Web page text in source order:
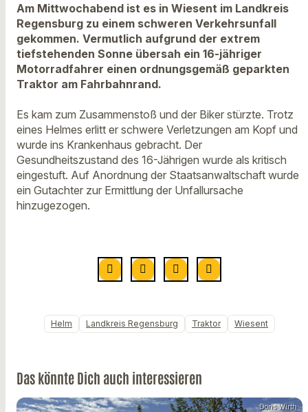
Am Mittwochabend ist es in Wiesent im Landkreis
Regensburg zu einem schweren Verkehrsunfall
gekommen. Vermutlich aufgrund der extrem
tiefstehenden Sonne übersah ein 16-jähriger
Motorradfahrer einen ordnungsgemäß geparkten
Traktor am Fahrbahnrand.
Es kam zum Zusammenstoß und der Biker stürzte. Trotz
eines Helmes erlitt er schwere Verletzungen am Kopf und
wurde ins Krankenhaus gebracht. Der
Gesundheitszustand des 16-Jährigen wurde als kritisch
eingestuft. Auf Anordnung der Staatsanwaltschaft wurde
ein Gutachter zur Ermittlung der Unfallursache
hinzugezogen.
Helm Landkreis Regensburg Traktor Wiesent
Das könnte Dich auch interessieren
Doris Wirth